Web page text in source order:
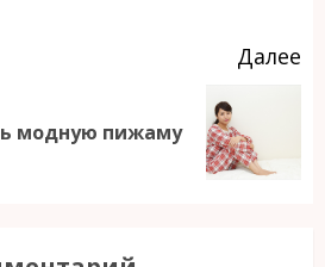
Далее
модную пижаму